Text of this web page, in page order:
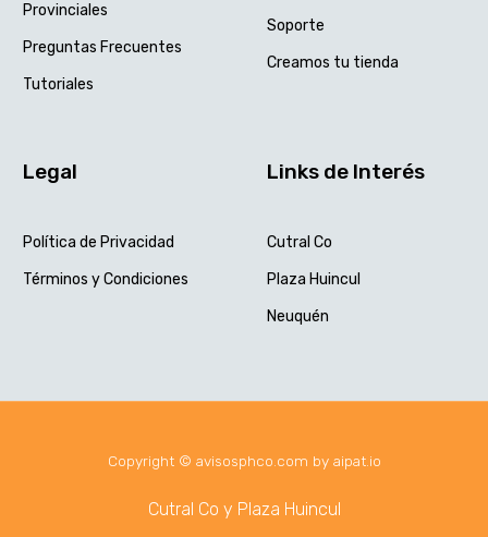
Provinciales
Preguntas Frecuentes
Tutoriales
Soporte
Creamos tu tienda
Legal
Política de Privacidad
Términos y Condiciones
Links de Interés
Cutral Co
Plaza Huincul
Neuquén
Copyright © avisosphco.com by aipat.io
Cutral Co y Plaza Huincul